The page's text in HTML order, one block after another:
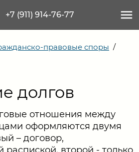
+7 (911) 914-76-77
правовые споры /
долгов
отношения между
оформляются двумя
– договор,